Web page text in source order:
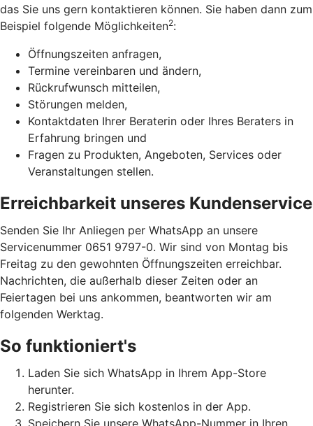
das Sie uns gern kontaktieren können. Sie haben dann zum
Beispiel folgende Möglichkeiten2:
Öffnungszeiten anfragen,
Termine vereinbaren und ändern,
Rückrufwunsch mitteilen,
Störungen melden,
Kontaktdaten Ihrer Beraterin oder Ihres Beraters in
Erfahrung bringen und
Fragen zu Produkten, Angeboten, Services oder
Veranstaltungen stellen.
Erreichbarkeit unseres Kundenservice
Senden Sie Ihr Anliegen per WhatsApp an unsere
Servicenummer 0651 9797-0. Wir sind von Montag bis
Freitag zu den gewohnten Öffnungszeiten erreichbar.
Nachrichten, die außerhalb dieser Zeiten oder an
Feiertagen bei uns ankommen, beantworten wir am
folgenden Werktag.
So funktioniert's
Laden Sie sich WhatsApp in Ihrem App-Store
herunter.
Registrieren Sie sich kostenlos in der App.
Speichern Sie unsere WhatsApp-Nummer in Ihren